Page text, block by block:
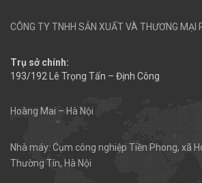
CÔNG TY TNHH SẢN XUẤT VÀ THƯƠNG MẠI
Trụ sở chính:
193/192 Lê Trọng Tấn – Định Công
Hoàng Mai – Hà Nội
Nhà máy: Cụm công nghiệp Tiền Phong, xã
Thường Tín, Hà Nội